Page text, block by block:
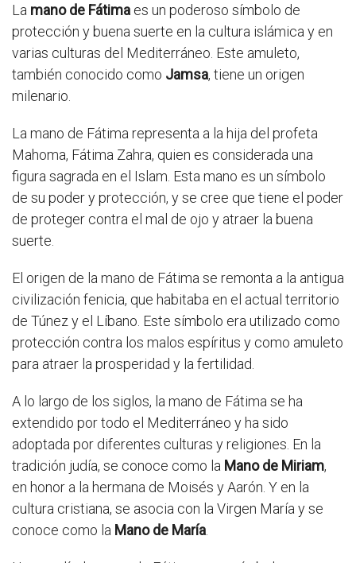
La mano de Fátima es un poderoso símbolo de
protección y buena suerte en la cultura islámica y en
varias culturas del Mediterráneo. Este amuleto,
también conocido como Jamsa, tiene un origen
milenario.
La mano de Fátima representa a la hija del profeta
Mahoma, Fátima Zahra, quien es considerada una
figura sagrada en el Islam. Esta mano es un símbolo
de su poder y protección, y se cree que tiene el poder
de proteger contra el mal de ojo y atraer la buena
suerte.
El origen de la mano de Fátima se remonta a la antigua
civilización fenicia, que habitaba en el actual territorio
de Túnez y el Líbano. Este símbolo era utilizado como
protección contra los malos espíritus y como amuleto
para atraer la prosperidad y la fertilidad.
A lo largo de los siglos, la mano de Fátima se ha
extendido por todo el Mediterráneo y ha sido
adoptada por diferentes culturas y religiones. En la
tradición judía, se conoce como la Mano de Miriam,
en honor a la hermana de Moisés y Aarón. Y en la
cultura cristiana, se asocia con la Virgen María y se
conoce como la Mano de María